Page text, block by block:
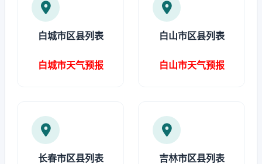
白城市区县列表
白城市天气预报
白山市区县列表
白山市天气预报
长春市区县列表 吉林市区县列表